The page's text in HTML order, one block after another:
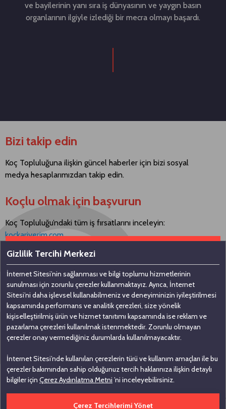
ve bayilerinin yanı sıra iş dünyasının ve yaygın basın
organlarının ilgiyle izlediği bir mecra olmayı başardı.
Bizi takip edin
Koç Topluluğuna ilişkin güncel haberler için bizi sosyal
medya hesaplarımızdan takip edin.
Koçlu olmak için başvurun
Koç Topluluğu’ndaki tüm iş fırsatlarını inceleyin:
kockariyerim.com
Bizimle iletişime geçin
Koç Holding A.Ş
Nakkaştepe, Azizbey Sokak, No: 1,
Kuzguncuk 34674, İstanbul
0 (216) 531 00 00
0 (216) 531 00 99
Gizlilik Tercihi Merkezi
İnternet Sitesi’nin sağlanması ve bilgi toplumu hizmetlerinin
sunulması için zorunlu çerezler kullanmaktayız. Ayrıca, İnternet
Sitesi’ni daha işlevsel kullanabilmeniz ve deneyiminizin iyileştirilmesi
kapsamında performans ve analitik çerezleri, size yönelik
kişiselleştirilmiş ürün ve hizmet tanıtımı kapsamında ise reklam ve
pazarlama çerezleri kullanılmak istenmektedir. Zorunlu olmayan
çerezler onay vermediğiniz durumlarda kullanılmayacaktır.
İnternet Sitesi’nde kullanılan çerezlerin türü ve kullanım amaçları ile bu
çerezler bakımından sahip olduğunuz tercih haklarınıza ilişkin detaylı
bilgiler için Çerez Aydınlatma Metni ’ni inceleyebilirsiniz.
Çerez Tercihlerimi Yönet